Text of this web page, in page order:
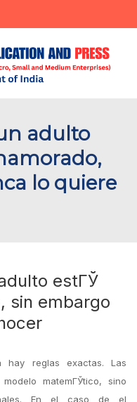
adulto
lo quiere
estГЎ
sin embargo
hay reglas exactas. Las
matemГЎtico, sino
En el caso de el